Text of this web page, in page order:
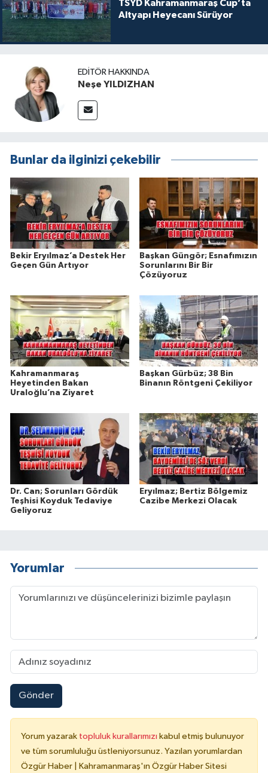
TSYD Kahramanmaraş Cup’ta
Altyapı Heyecanı Sürüyor
EDITÖR HAKKINDA
Neşe YILDIZHAN
Bunlar da ilginizi çekebilir
Bekir Eryılmaz’a Destek Her
Geçen Gün Artıyor
Başkan Güngör; Esnafımızın
Sorunlarını Bir Bir
Çözüyoruz
Kahramanmaraş
Heyetinden Bakan
Uraloğlu’na Ziyaret
Başkan Gürbüz; 38 Bin
Binanın Röntgeni Çekiliyor
Dr. Can; Sorunları Gördük
Teşhisi Koyduk Tedaviye
Geliyoruz
Eryılmaz; Bertiz Bölgemiz
Cazibe Merkezi Olacak
Yorumlar
Gönder
Yorum yazarak topluluk kurallarımızı kabul etmiş bulunuyor
ve tüm sorumluluğu üstleniyorsunuz. Yazılan yorumlardan
Özgür Haber | Kahramanmaraş'ın Özgür Haber Sitesi